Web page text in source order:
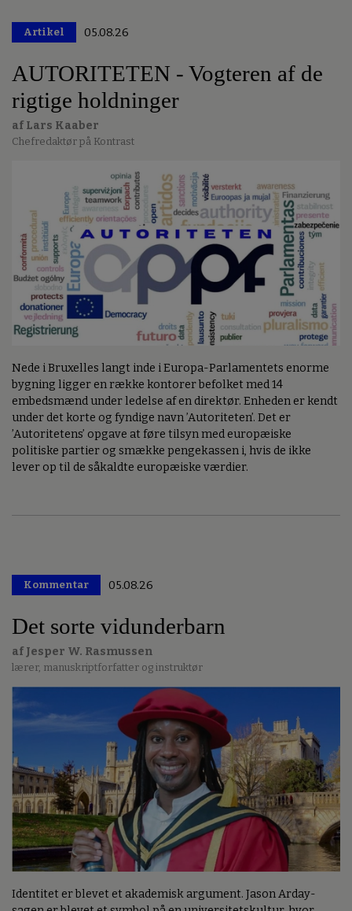
Artikel 05.08.26
AUTORITETEN - Vogteren af de
rigtige holdninger
af Lars Kaaber
Chefredaktør på Kontrast
Nede i Bruxelles langt inde i Europa-Parlamentets enorme
bygning ligger en række kontorer befolket med 14
embedsmænd under ledelse af en direktør. Enheden er kendt
under det korte og fyndige navn ’Autoriteten’. Det er
’Autoritetens’ opgave at føre tilsyn med europæiske
politiske partier og smække pengekassen i, hvis de ikke
lever op til de såkaldte europæiske værdier.
Kommentar 05.08.26
Det sorte vidunderbarn
af Jesper W. Rasmussen
lærer, manuskriptforfatter og instruktør
Identitet er blevet et akademisk argument. Jason Arday-